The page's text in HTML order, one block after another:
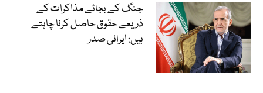
جنگ کے بجائے مذاکرات کے
ذریعے حقوق حاصل کرنا چاہتے
ہیں: ایرانی صدر